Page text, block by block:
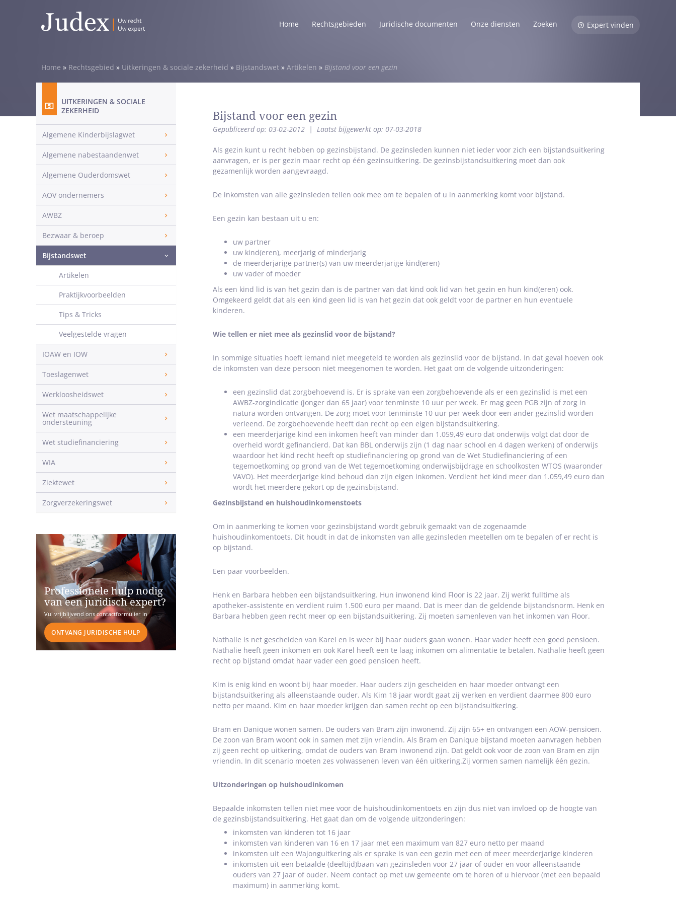
Home Rechtsgebieden Juridische documenten Onze diensten Zoeken Expert vinden
Home » Rechtsgebied » Uitkeringen & sociale zekerheid » Bijstandswet » Artikelen » Bijstand voor een gezin
Bijstand voor een gezin
Gepubliceerd op: 03-02-2012 | Laatst bijgewerkt op: 07-03-2018
Als gezin kunt u recht hebben op gezinsbijstand. De gezinsleden kunnen niet ieder voor zich een bijstandsuitkering
aanvragen, er is per gezin maar recht op één gezinsuitkering. De gezinsbijstandsuitkering moet dan ook
gezamenlijk worden aangevraagd.
De inkomsten van alle gezinsleden tellen ook mee om te bepalen of u in aanmerking komt voor bijstand.
Een gezin kan bestaan uit u en:
uw partner
uw kind(eren), meerjarig of minderjarig
de meerderjarige partner(s) van uw meerderjarige kind(eren)
uw vader of moeder
Als een kind lid is van het gezin dan is de partner van dat kind ook lid van het gezin en hun kind(eren) ook.
Omgekeerd geldt dat als een kind geen lid is van het gezin dat ook geldt voor de partner en hun eventuele
kinderen.
Wie tellen er niet mee als gezinslid voor de bijstand?
In sommige situaties hoeft iemand niet meegeteld te worden als gezinslid voor de bijstand. In dat geval hoeven ook
de inkomsten van deze persoon niet meegenomen te worden. Het gaat om de volgende uitzonderingen:
een gezinslid dat zorgbehoevend is. Er is sprake van een zorgbehoevende als er een gezinslid is met een
AWBZ-zorgindicatie (jonger dan 65 jaar) voor tenminste 10 uur per week. Er mag geen PGB zijn of zorg in
natura worden ontvangen. De zorg moet voor tenminste 10 uur per week door een ander gezinslid worden
verleend. De zorgbehoevende heeft dan recht op een eigen bijstandsuitkering.
een meerderjarige kind een inkomen heeft van minder dan 1.059,49 euro dat onderwijs volgt dat door de
overheid wordt gefinancierd. Dat kan BBL onderwijs zijn (1 dag naar school en 4 dagen werken) of onderwijs
waardoor het kind recht heeft op studiefinanciering op grond van de Wet Studiefinanciering of een
tegemoetkoming op grond van de Wet tegemoetkoming onderwijsbijdrage en schoolkosten WTOS (waaronder
VAVO). Het meerderjarige kind behoud dan zijn eigen inkomen. Verdient het kind meer dan 1.059,49 euro dan
wordt het meerdere gekort op de gezinsbijstand.
Gezinsbijstand en huishoudinkomenstoets
Om in aanmerking te komen voor gezinsbijstand wordt gebruik gemaakt van de zogenaamde
huishoudinkomentoets. Dit houdt in dat de inkomsten van alle gezinsleden meetellen om te bepalen of er recht is
op bijstand.
Een paar voorbeelden.
Henk en Barbara hebben een bijstandsuitkering. Hun inwonend kind Floor is 22 jaar. Zij werkt fulltime als
apotheker-assistente en verdient ruim 1.500 euro per maand. Dat is meer dan de geldende bijstandsnorm. Henk en
Barbara hebben geen recht meer op een bijstandsuitkering. Zij moeten samenleven van het inkomen van Floor.
Nathalie is net gescheiden van Karel en is weer bij haar ouders gaan wonen. Haar vader heeft een goed pensioen.
Nathalie heeft geen inkomen en ook Karel heeft een te laag inkomen om alimentatie te betalen. Nathalie heeft geen
recht op bijstand omdat haar vader een goed pensioen heeft.
Kim is enig kind en woont bij haar moeder. Haar ouders zijn gescheiden en haar moeder ontvangt een
bijstandsuitkering als alleenstaande ouder. Als Kim 18 jaar wordt gaat zij werken en verdient daarmee 800 euro
netto per maand. Kim en haar moeder krijgen dan samen recht op een bijstandsuitkering.
Bram en Danique wonen samen. De ouders van Bram zijn inwonend. Zij zijn 65+ en ontvangen een AOW-pensioen.
De zoon van Bram woont ook in samen met zijn vriendin. Als Bram en Danique bijstand moeten aanvragen hebben
zij geen recht op uitkering, omdat de ouders van Bram inwonend zijn. Dat geldt ook voor de zoon van Bram en zijn
vriendin. In dit scenario moeten zes volwassenen leven van één uitkering.Zij vormen samen namelijk één gezin.
Uitzonderingen op huishoudinkomen
Bepaalde inkomsten tellen niet mee voor de huishoudinkomentoets en zijn dus niet van invloed op de hoogte van
de gezinsbijstandsuitkering. Het gaat dan om de volgende uitzonderingen:
inkomsten van kinderen tot 16 jaar
inkomsten van kinderen van 16 en 17 jaar met een maximum van 827 euro netto per maand
inkomsten uit een Wajonguitkering als er sprake is van een gezin met een of meer meerderjarige kinderen
inkomsten uit een betaalde (deeltijd)baan van gezinsleden voor 27 jaar of ouder en voor alleenstaande
ouders van 27 jaar of ouder. Neem contact op met uw gemeente om te horen of u hiervoor (met een bepaald
maximum) in aanmerking komt.
UITKERINGEN & SOCIALE
ZEKERHEID
Algemene Kinderbijslagwet
Algemene nabestaandenwet
Algemene Ouderdomswet
AOV ondernemers
AWBZ
Bezwaar & beroep
Bijstandswet
Artikelen
Praktijkvoorbeelden
Tips & Tricks
Veelgestelde vragen
IOAW en IOW
Toeslagenwet
Werkloosheidswet
Wet maatschappelijke
ondersteuning
Wet studiefinanciering
WIA
Ziektewet
Zorgverzekeringswet
Professionele hulp nodig
van een juridisch expert?
Vul vrijblijvend ons contactformulier in
ONTVANG JURIDISCHE HULP